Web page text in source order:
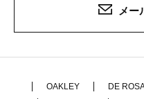
メー
OAKLEY DE